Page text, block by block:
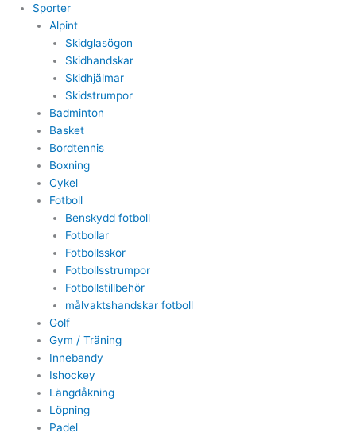
Sporter
Alpint
Skidglasögon
Skidhandskar
Skidhjälmar
Skidstrumpor
Badminton
Basket
Bordtennis
Boxning
Cykel
Fotboll
Benskydd fotboll
Fotbollar
Fotbollsskor
Fotbollsstrumpor
Fotbollstillbehör
målvaktshandskar fotboll
Golf
Gym / Träning
Innebandy
Ishockey
Längdåkning
Löpning
Padel